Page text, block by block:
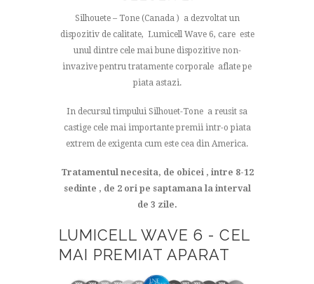
Silhouete – Tone (Canada ) a dezvoltat un
dispozitiv de calitate, Lumicell Wave 6, care este
unul dintre cele mai bune dispozitive non-
invazive pentru tratamente corporale aflate pe
piata astazi.
In decursul timpului Silhouet-Tone a reusit sa
castige cele mai importante premii intr-o piata
extrem de exigenta cum este cea din America.
Tratamentul necesita, de obicei , intre 8-12
sedinte , de 2 ori pe saptamana la interval
de 3 zile.
LUMICELL WAVE 6 - CEL
MAI PREMIAT APARAT